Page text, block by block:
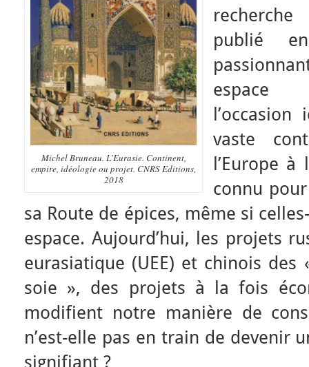
Michel Bruneau. L’Eurasie. Continent,
empire, idéologie ou projet. CNRS Editions,
2018
publié
espace
l’occasion
vaste
l’Europe
connu
sa Route de épices, même si
espace. Aujourd’hui, les projets
eurasiatique (UEE) et chinois des
soie », des projets à la fois
modifient notre manière de
n’est-elle pas en train de devenir
signifiant ?